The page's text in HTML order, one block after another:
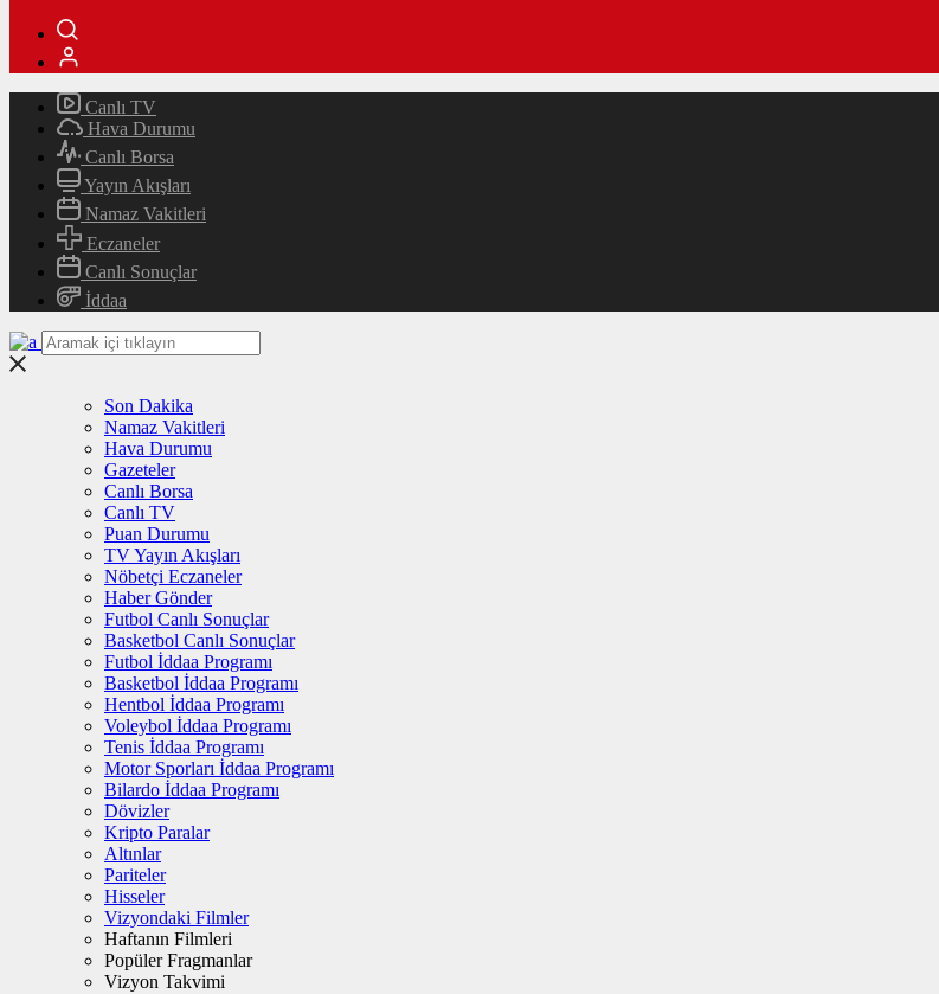
Canlı TV
Hava Durumu
Canlı Borsa
Yayın Akışları
Namaz Vakitleri
Eczaneler
Canlı Sonuçlar
İddaa
Son Dakika
Namaz Vakitleri
Hava Durumu
Gazeteler
Canlı Borsa
Canlı TV
Puan Durumu
TV Yayın Akışları
Nöbetçi Eczaneler
Haber Gönder
Futbol Canlı Sonuçlar
Basketbol Canlı Sonuçlar
Futbol İddaa Programı
Basketbol İddaa Programı
Hentbol İddaa Programı
Voleybol İddaa Programı
Tenis İddaa Programı
Motor Sporları İddaa Programı
Bilardo İddaa Programı
Dövizler
Kripto Paralar
Altınlar
Pariteler
Hisseler
Vizyondaki Filmler
Haftanın Filmleri
Popüler Fragmanlar
Vizyon Takvimi